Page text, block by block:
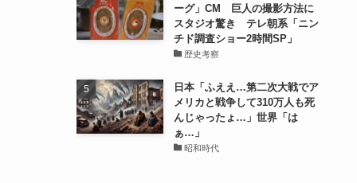
ーグ」CM 巨人の撮影方法に
スタジオ驚き テレ朝系「ニン
チド調査ショー2時間SP」
歴史考察
日本「ふええ…第二次大戦でア
メリカと戦争して310万人も死
んじゃったょ…」世界「は
ぁ…」
昭和時代